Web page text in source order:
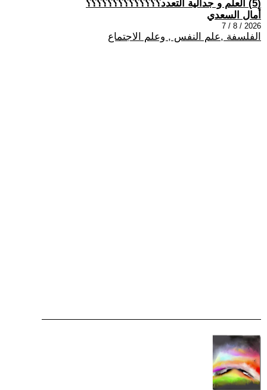
(5) العلم و جدالية التعدد؟؟؟؟؟؟؟؟؟؟؟؟؟؟
أمال السعدي
2026 / 8 / 7
الفلسفة ,علم النفس , وعلم الاجتماع